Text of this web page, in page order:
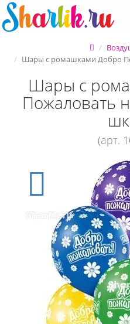
Шары с ромашками Добро
Шары с
Пожаловать
(арт.